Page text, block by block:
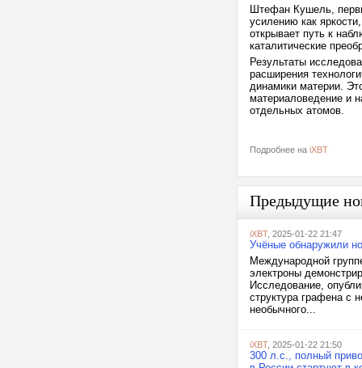
Штефан Кушель,
усилению как
открывает путь к
каталитические
Результаты
расширения
динамики материи.
материаловедение и
отдельных атомов.
Подробнее на iXBT
Предыдущие
iXBT, 2025-01-22 21:47
Учёные обнаружили
Международной
электроны
Исследование,
структура графена с
необычного...
iXBT, 2025-01-22 21:50
300 л.с., полный